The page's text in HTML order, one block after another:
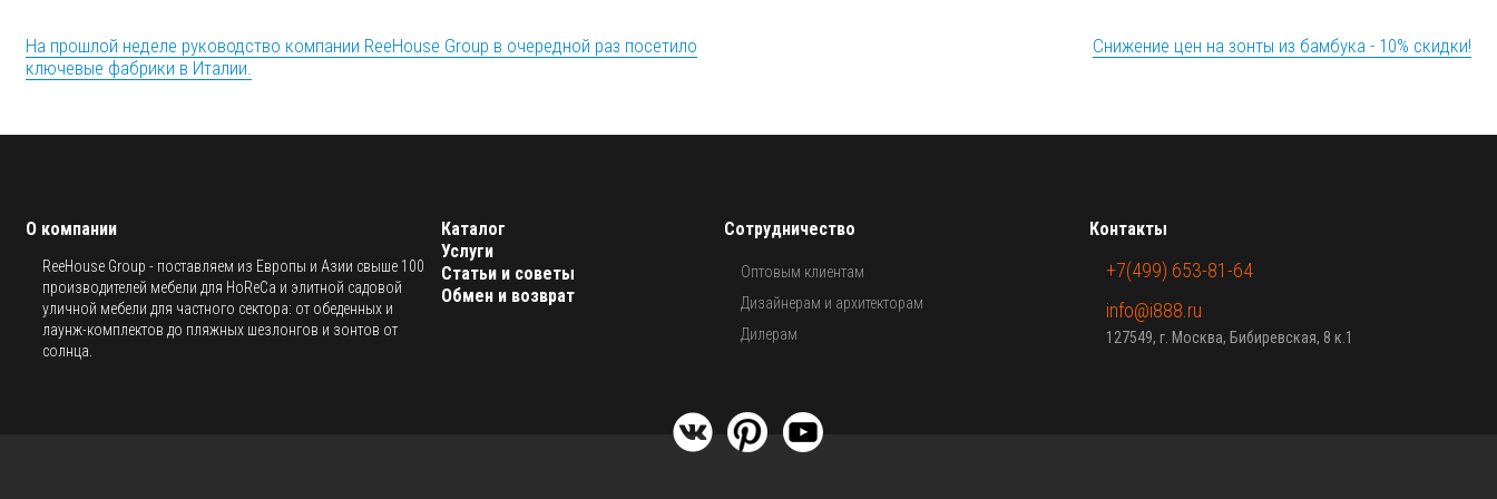
На прошлой неделе руководство компании ReeHouse Group в очередной раз посетило
ключевые фабрики в Италии.
Снижение цен на зонты из бамбука - 10% скидки!
О компании
ReeHouse Group - поставляем из Европы и Азии свыше 100
производителей мебели для HoReCa и элитной садовой
уличной мебели для частного сектора: от обеденных и
лаунж-комплектов до пляжных шезлонгов и зонтов от
солнца.
Каталог
Услуги
Статьи и советы
Обмен и возврат
Сотрудничество
Оптовым клиентам
Дизайнерам и архитекторам
Дилерам
Контакты
+7(499) 653-81-64
info@i888.ru
127549, г. Москва, Бибиревская, 8 к.1